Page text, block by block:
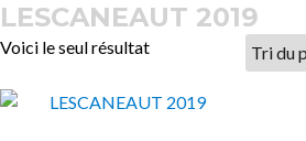
LESCANEAUT 2019
Voici le seul résultat